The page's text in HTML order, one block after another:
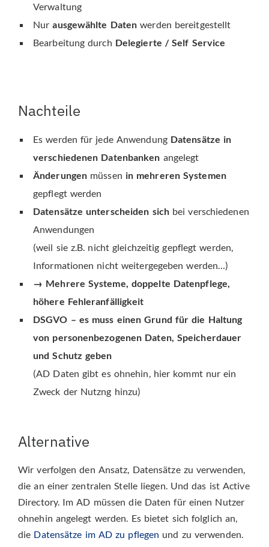
Verwaltung
Nurausgewählte Daten werden bereitgestellt
Bearbeitung durch Delegierte / Self Service
Nachteile
Es werden für jede Anwendung Datensätze in
verschiedenen Datenbanken angelegt
Änderungen müssen in mehreren Systemen
gepflegt werden
Datensätze unterscheiden sichbei verschiedenen
Anwendungen
(weil sie z.B. nicht gleichzeitig gepflegt werden,
Informationen nicht weitergegeben werden…)
→ Mehrere Systeme, doppelte Datenpflege,
höhere Fehleranfälligkeit
DSGVO – es muss einen Grund für die Haltung
von personenbezogenen Daten, Speicherdauer
und Schutz geben
(AD Daten gibt es ohnehin, hier kommt nur ein
Zweck der Nutzng hinzu)
Alternative
Wir verfolgen den Ansatz, Datensätze zu verwenden,
die an einer zentralen Stelle liegen. Und das ist Active
Directory. Im AD müssen die Daten für einen Nutzer
ohnehin angelegt werden. Es bietet sich folglich an,
die Datensätze im AD zu pflegen und zu verwenden.